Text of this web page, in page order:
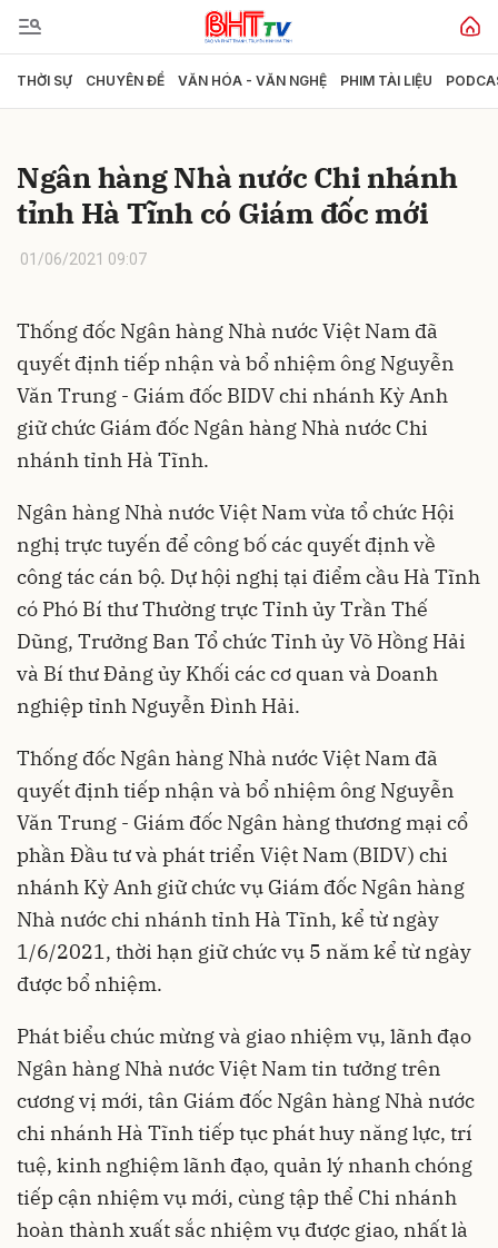
THỜI SỰ CHUYÊN ĐỀ VĂN HÓA - VĂN NGHỆ PHIM TÀI LIỆU
Ngân hàng Nhà nước Chi nhánh
tỉnh Hà Tĩnh có Giám đốc mới
01/06/2021 09:07
Thống đốc Ngân hàng Nhà nước Việt Nam đã
quyết định tiếp nhận và bổ nhiệm ông Nguyễn
Văn Trung - Giám đốc BIDV chi nhánh Kỳ Anh
giữ chức Giám đốc Ngân hàng Nhà nước Chi
nhánh tỉnh Hà Tĩnh.
Ngân hàng Nhà nước Việt Nam vừa tổ chức Hội
nghị trực tuyến để công bố các quyết định về
công tác cán bộ. Dự hội nghị tại điểm cầu Hà Tĩnh
có Phó Bí thư Thường trực Tỉnh ủy Trần Thế
Dũng, Trưởng Ban Tổ chức Tỉnh ủy Võ Hồng Hải
và Bí thư Đảng ủy Khối các cơ quan và Doanh
nghiệp tỉnh Nguyễn Đình Hải.
Thống đốc Ngân hàng Nhà nước Việt Nam đã
quyết định tiếp nhận và bổ nhiệm ông Nguyễn
Văn Trung - Giám đốc Ngân hàng thương mại cổ
phần Đầu tư và phát triển Việt Nam (BIDV) chi
nhánh Kỳ Anh giữ chức vụ Giám đốc Ngân hàng
Nhà nước chi nhánh tỉnh Hà Tĩnh, kể từ ngày
1/6/2021, thời hạn giữ chức vụ 5 năm kể từ ngày
được bổ nhiệm.
Phát biểu chúc mừng và giao nhiệm vụ, lãnh đạo
Ngân hàng Nhà nước Việt Nam tin tưởng trên
cương vị mới, tân Giám đốc Ngân hàng Nhà nước
chi nhánh Hà Tĩnh tiếp tục phát huy năng lực, trí
tuệ, kinh nghiệm lãnh đạo, quản lý nhanh chóng
tiếp cận nhiệm vụ mới, cùng tập thể Chi nhánh
hoàn thành xuất sắc nhiệm vụ được giao, nhất là
Gửi bình luận
Hủy Gửi